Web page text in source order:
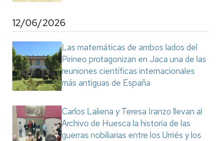
12/06/2026
Las matemáticas de ambos lados del
Pirineo protagonizan en Jaca una de las
reuniones científicas internacionales
más antiguas de España
Carlos Laliena y Teresa Iranzo llevan al
Archivo de Huesca la historia de las
guerras nobiliarias entre los Urriés y los